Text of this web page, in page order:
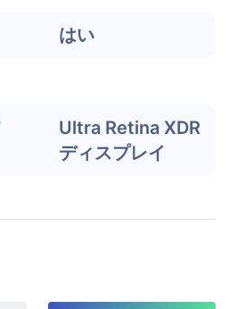
はい
Ultra Retina XDR
ディスプレイ